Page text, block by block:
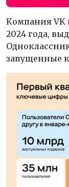
Компания VK
2024 года,
запущенные